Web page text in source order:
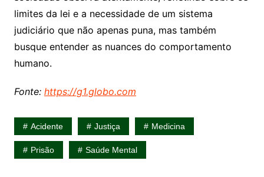
limites da lei e a necessidade de um sistema
judiciário que não apenas puna, mas também
busque entender as nuances do comportamento
humano.
Fonte: https://g1.globo.com
Acidente Justiça Medicina
Prisão Saúde Mental